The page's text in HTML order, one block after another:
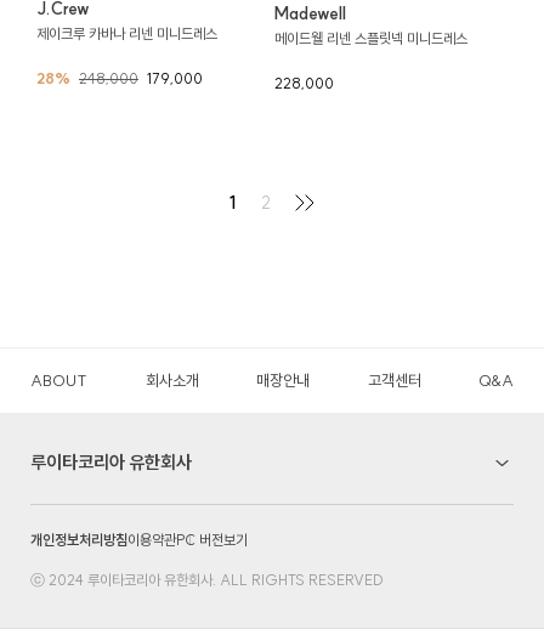
J.Crew
제이크루 카바나 리넨 미니드레스
28% 248,000 179,000
Madewell
메이드웰 리넨 스플릿넥 미니드레스
228,000
1 2
ABOUT 회사소개 매장안내 고객센터 Q&A
루이타코리아 유한회사
개인정보처리방침이용약관PC 버전보기
ⓒ 2024 루이타코리아 유한회사. ALL RIGHTS RESERVED